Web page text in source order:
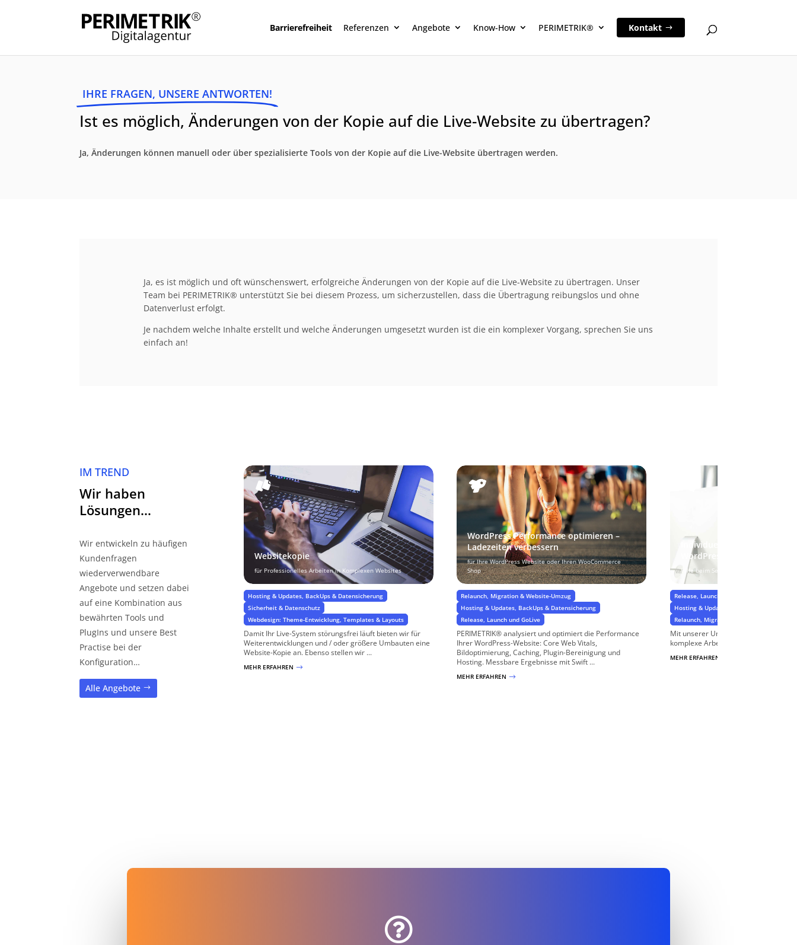
Barrierefreiheit Referenzen Angebote Know-How PERIMETRIK® Kontakt
IHRE FRAGEN, UNSERE ANTWORTEN!
Ist es möglich, Änderungen von der Kopie auf die Live-Website zu übertragen?
Ja, Änderungen können manuell oder über spezialisierte Tools von der Kopie auf die Live-Website übertragen werden.
Ja, es ist möglich und oft wünschenswert, erfolgreiche Änderungen von der Kopie auf die Live-Website zu übertragen. Unser
Team bei PERIMETRIK® unterstützt Sie bei diesem Prozess, um sicherzustellen, dass die Übertragung reibungslos und ohne
Datenverlust erfolgt.
Je nachdem welche Inhalte erstellt und welche Änderungen umgesetzt wurden ist die ein komplexer Vorgang, sprechen Sie uns
einfach an!
IM TREND
Wir haben
Lösungen…
Wir entwickeln zu häufigen
Kundenfragen
wiederverwendbare
Angebote und setzen dabei
auf eine Kombination aus
bewährten Tools und
PlugIns und unsere Best
Practise bei der
Konfiguration…
Alle Angebote
Websitekopie
für Professionelles Arbeiten in Komplexen Websites
Hosting & Updates, BackUps & Datensicherung
Sicherheit & Datenschutz
Webdesign: Theme-Entwicklung, Templates & Layouts
Damit Ihr Live-System störungsfrei läuft bieten wir für
Weiterentwicklungen und / oder größere Umbauten eine
Website-Kopie an. Ebenso stellen wir ...
MEHR ERFAHREN $
WordPress Performance optimieren –
Ladezeiten verbessern
für Ihre WordPress Website oder Ihren WooCommerce
Shop
Relaunch, Migration & Website-Umzug
Hosting & Updates, BackUps & Datensicherung
Release, Launch und GoLive
PERIMETRIK® analysiert und optimiert die Performance
Ihrer WordPress-Website: Core Web Vitals,
Bildoptimierung, Caching, Plugin-Bereinigung und
Hosting. Messbare Ergebnisse mit Swift ...
MEHR ERFAHREN $
Individueller Support bei
WordPress
Hilfe beim Selber machen…
Release, Launch und GoLive
Hosting & Updates, BackUps &
Relaunch, Migration & Website-Umzug
Mit unserer Unterstützung gelingen
komplexe Arbeiten an Ihrer
MEHR ERFAHREN
